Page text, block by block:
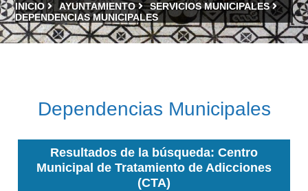
INICIO AYUNTAMIENTO
SERVICIOS MUNICIPALES
DEPENDENCIAS MUNICIPALES
Dependencias Municipales
Resultados de la búsqueda: Centro
Municipal de Tratamiento de Adicciones
(CTA)